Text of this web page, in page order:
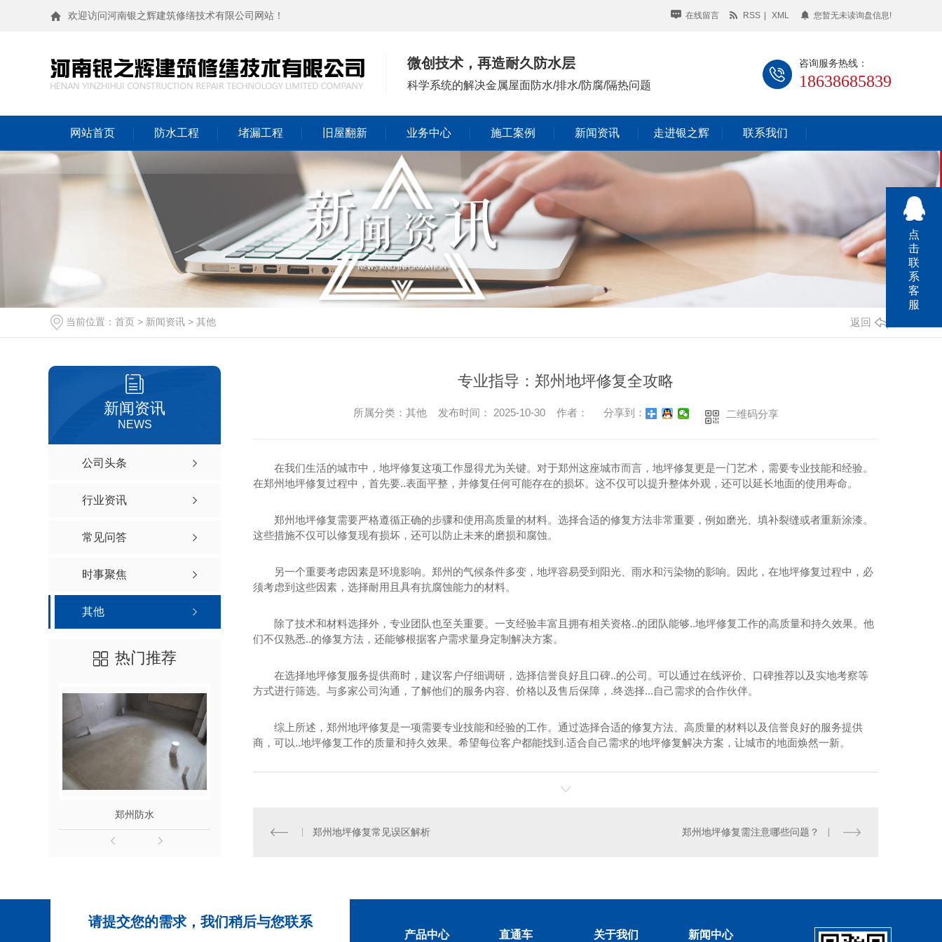
欢迎访问河南银之辉建筑修缮技术有限公司网站！ 您暂无未读询盘信息!
在线留言 RSS XML
微创技术，再造耐久防水层
科学系统的解决金属屋面防水/排水/防腐/隔热问题
咨询服务热线：
18638685839
网站首页 防水工程 堵漏工程
地下室漏水
旧屋翻新 业务中心 施工案例 新闻资讯
常见问答
时事聚焦
其他
走进银之辉 联系我们
当前位置： 首页 > 新闻资讯 > 其他 返回
新闻资讯
NEWS
公司头条
行业资讯
常见问答
时事聚焦
其他
热门推荐
郑州防水
专业指导：郑州地坪修复全攻略
所属分类：其他 发布时间： 2025-10-30 作者： 分享到： 二维码分享
在我们生活的城市中，地坪修复这项工作显得尤为关键。对于郑州这座城市而言，地坪修复更是一门艺术，需要专业技能和经验。
在郑州地坪修复过程中，首先要..表面平整，并修复任何可能存在的损坏。这不仅可以提升整体外观，还可以延长地面的使用寿命。
郑州地坪修复需要严格遵循正确的步骤和使用高质量的材料。选择合适的修复方法非常重要，例如磨光、填补裂缝或者重新涂漆。
这些措施不仅可以修复现有损坏，还可以防止未来的磨损和腐蚀。
另一个重要考虑因素是环境影响。郑州的气候条件多变，地坪容易受到阳光、雨水和污染物的影响。因此，在地坪修复过程中，必
须考虑到这些因素，选择耐用且具有抗腐蚀能力的材料。
除了技术和材料选择外，专业团队也至关重要。一支经验丰富且拥有相关资格..的团队能够..地坪修复工作的高质量和持久效果。他
们不仅熟悉..的修复方法，还能够根据客户需求量身定制解决方案。
在选择地坪修复服务提供商时，建议客户仔细调研，选择信誉良好且口碑..的公司。可以通过在线评价、口碑推荐以及实地考察等
方式进行筛选。与多家公司沟通，了解他们的服务内容、价格以及售后保障，.终选择...自己需求的合作伙伴。
综上所述，郑州地坪修复是一项需要专业技能和经验的工作。通过选择合适的修复方法、高质量的材料以及信誉良好的服务提供
商，可以..地坪修复工作的质量和持久效果。希望每位客户都能找到.适合自己需求的地坪修复解决方案，让城市的地面焕然一新。
郑州地坪修复常见误区解析 郑州地坪修复需注意哪些问题？
请提交您的需求，我们稍后与您联系
产品中心 直通车 关于我们 新闻中心
点
击
联
系
客
服